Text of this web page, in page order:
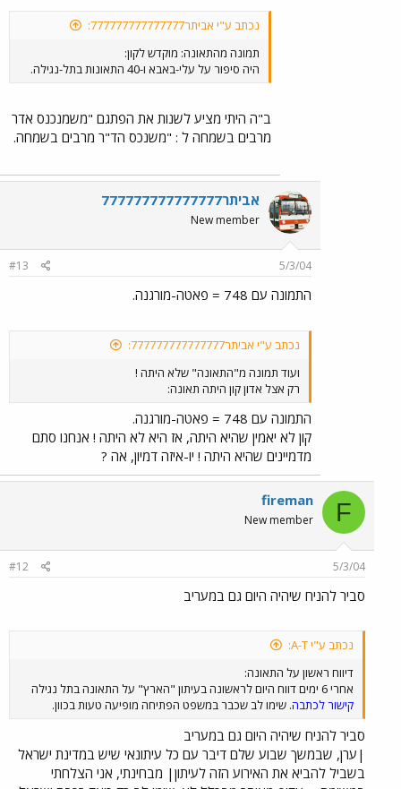
נכתב ע"י אביתר777777777777777:
תמונה מהתאונה: מוקדש לקון:
היה סיפור על עלי-באבא ו-40 התאונות בתל-נגילה.
ב"ה היתי מציע לשנות את הפתגם "משמנכנס אדר
מרבים בשמחה ל : "משנכס הד"ר מרבים בשמחה.
אביתר777777777777777
New member
5/3/04
#13
התמונה עם 748 = פאטה-מורגנה.
נכתב ע"י אביתר777777777777777:
ועוד תמונה מ"התאונה" שלא היתה !
רק אצל אדון קון היתה תאונה:
התמונה עם 748 = פאטה-מורגנה.
קון לא יאמין שהיא היתה, אז היא לא היתה ! אנחנו סתם
מדמיינים שהיא היתה ! יו-איזה דמיון, אה ?
F
fireman
New member
5/3/04
#12
סביר להניח שיהיה היום גם במעריב
נכתב ע"י A-T:
דיווח ראשון על התאונה:
אחרי 6 ימים דווח היום לראשונה בעיתון "הארץ" על התאונה בתל נגילה
קישור לכתבה. שימו לב שכבר במשפט הפתיחה מופיעה טעות בכוון.
סביר להניח שיהיה היום גם במעריב
|ערן, שבמשך שבוע שלם דיבר עם כל עיתונאי שיש במדינת ישראל
בשביל להביא את האירוע הזה לעיתון| מבחינתי, אני הצלחתי